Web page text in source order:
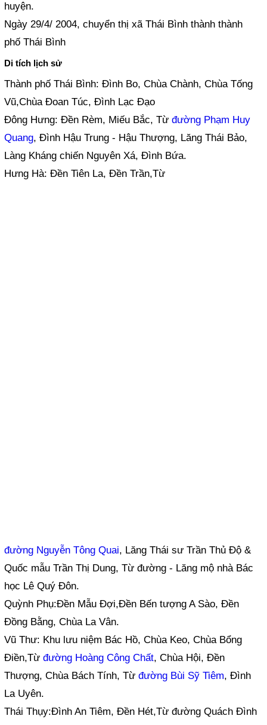
huyện.
Ngày 29/4/ 2004, chuyển thị xã Thái Bình thành thành
phố Thái Bình
Di tích lịch sử
Thành phố Thái Bình: Đình Bo, Chùa Chành, Chùa Tống
Vũ,Chùa Đoan Túc, Đình Lạc Đạo
Đông Hưng: Đền Rèm, Miếu Bắc, Từđường Phạm Huy
Quang, Đình Hậu Trung - Hậu Thượng, Lăng Thái Bảo,
Làng Kháng chiến Nguyên Xá, Đình Bứa.
Hưng Hà: Đền Tiên La, Đền Trần,Từ
đường Nguyễn Tông Quai, Lăng Thái sư Trần Thủ Độ &
Quốc mẫu Trần Thị Dung, Từ đường - Lăng mộ nhà Bác
học Lê Quý Đôn.
Quỳnh Phụ:Đền Mẫu Đợi,Đền Bến tượng A Sào, Đền
Đồng Bằng, Chùa La Vân.
Vũ Thư: Khu lưu niệm Bác Hồ, Chùa Keo, Chùa Bổng
Điền,Từđường Hoàng Công Chất, Chùa Hội, Đền
Thượng, Chùa Bách Tính, Từđường Bùi Sỹ Tiêm, Đình
La Uyên.
Thái Thụy:Đình An Tiêm, Đền Hét,Từ đường Quách Đình